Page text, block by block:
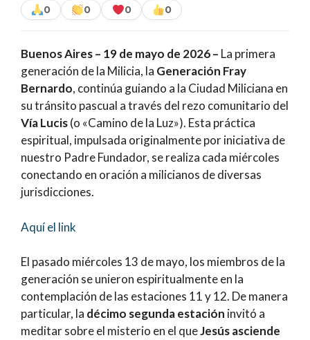
0
0 0 0
Buenos Aires – 19 de mayo de 2026 – La primera
generación de la Milicia, la Generación Fray
Bernardo, continúa guiando a la Ciudad Miliciana en
su tránsito pascual a través del rezo comunitario del
Vía Lucis(o «Camino de la Luz»). Esta práctica
espiritual, impulsada originalmente por iniciativa de
nuestro Padre Fundador, se realiza cada miércoles
conectando en oración a milicianos de diversas
jurisdicciones.
Aquí el link
El pasado miércoles 13 de mayo, los miembros de la
generación se unieron espiritualmente en la
contemplación de las estaciones 11 y 12. De manera
particular, la décimo segunda estación invitó a
meditar sobre el misterio en el queJesús asciende